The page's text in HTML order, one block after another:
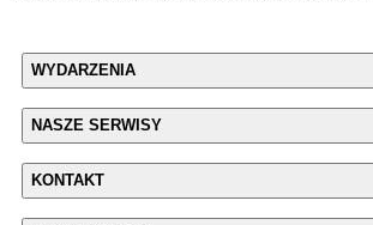
WYDARZENIA
NASZE SERWISY
KONTAKT